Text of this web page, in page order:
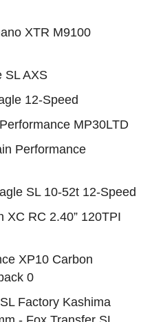
XTR M9100
SL AXS
12-Speed
MP30LTD
Performance
SL 10-52t 12-Speed
XC RC 2.40” 120TPI
XP10 Carbon
0
Factory Kashima